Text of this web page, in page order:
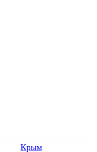
Крым